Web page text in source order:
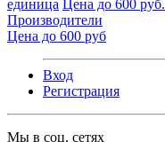
единица Цена до 600 руб.
Производители
Цена до 600 руб
Вход
Регистрация
Мы в соц. сетях